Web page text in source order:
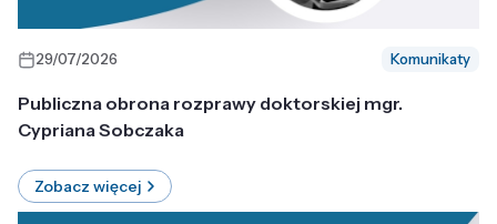
29/07/2026 Komunikaty
Publiczna obrona rozprawy doktorskiej mgr.
Cypriana Sobczaka
Zobacz więcej